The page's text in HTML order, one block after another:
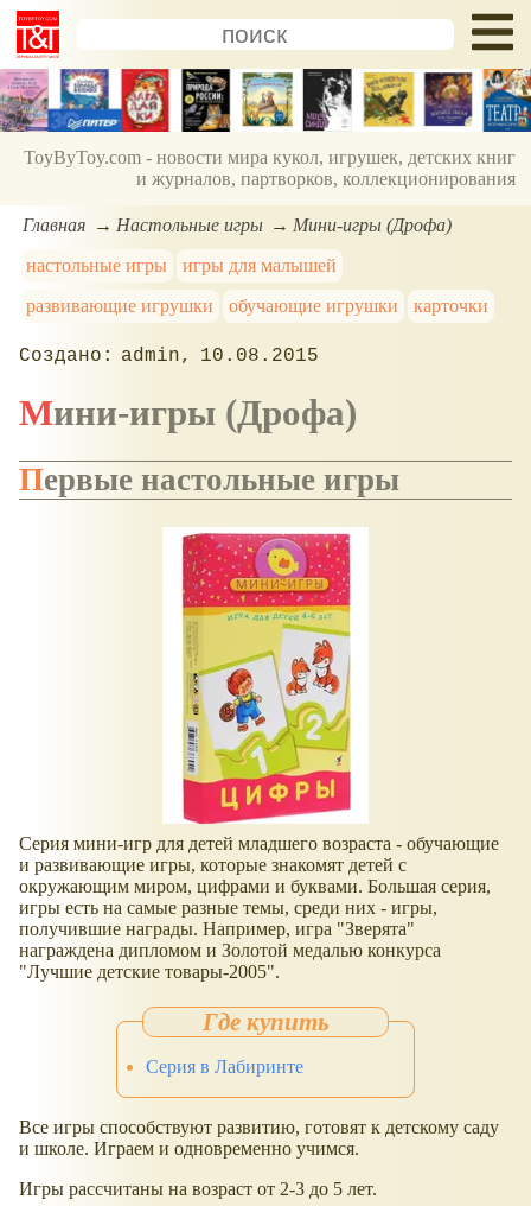
ToyByToy.com - новости мира кукол, игрушек, детских книг
и журналов, партворков, коллекционирования
Главная Настольные игры
Мини-игры (Дрофа)
настольные игры
игры для малышей
развивающие игрушки
обучающие игрушки карточки
admin 10.08.2015
Мини-игры (Дрофа)
Первые настольные игры
Серия мини-игр для детей младшего возраста - обучающие
и развивающие игры, которые знакомят детей с
окружающим миром, цифрами и буквами. Большая серия,
игры есть на самые разные темы, среди них - игры,
получившие награды. Например, игра "Зверята"
награждена дипломом и Золотой медалью конкурса
"Лучшие детские товары-2005".
Серия в Лабиринте
Все игры способствуют развитию, готовят к детскому саду
и школе. Играем и одновременно учимся.
Игры рассчитаны на возраст от 2-3 до 5 лет.